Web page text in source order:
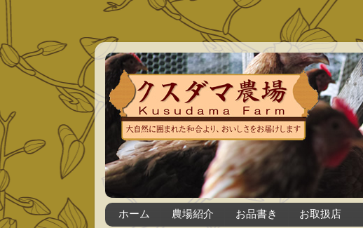
ホーム 農場紹介 お品書き お取扱店